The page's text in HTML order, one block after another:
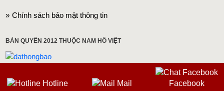
Hotline Mail Facebook
Chính sách bảo mật thông tin
BẢN QUYỀN 2012 THUỘC NAM HỒ VIỆT